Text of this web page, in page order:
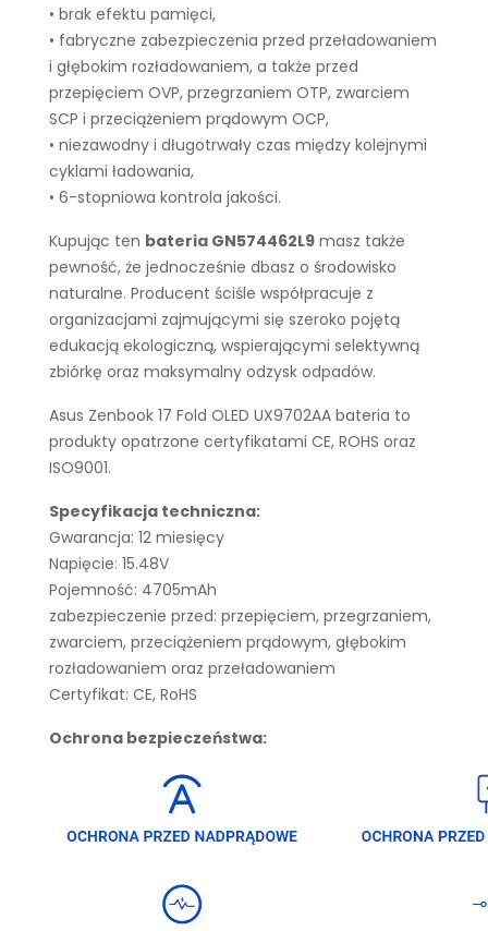
• brak efektu pamięci,
• fabryczne zabezpieczenia przed przeładowaniem
i głębokim rozładowaniem, a także przed
przepięciem OVP, przegrzaniem OTP, zwarciem
SCP i przeciążeniem prądowym OCP,
• niezawodny i długotrwały czas między kolejnymi
cyklami ładowania,
• 6-stopniowa kontrola jakości.
Kupując ten bateria GN574462L9 masz także
pewność, że jednocześnie dbasz o środowisko
naturalne. Producent ściśle współpracuje z
organizacjami zajmującymi się szeroko pojętą
edukacją ekologiczną, wspierającymi selektywną
zbiórkę oraz maksymalny odzysk odpadów.
Asus Zenbook 17 Fold OLED UX9702AA bateria to
produkty opatrzone certyfikatami CE, ROHS oraz
ISO9001.
Specyfikacja techniczna:
Gwarancja: 12 miesięcy
Napięcie: 15.48V
Pojemność: 4705mAh
zabezpieczenie przed: przepięciem, przegrzaniem,
zwarciem, przeciążeniem prądowym, głębokim
rozładowaniem oraz przeładowaniem
Certyfikat: CE, RoHS
Ochrona bezpieczeństwa: